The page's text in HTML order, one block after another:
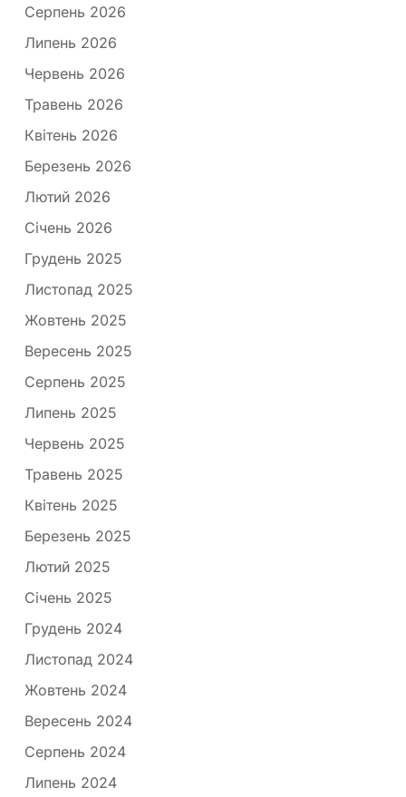
Серпень 2026
Липень 2026
Червень 2026
Травень 2026
Квітень 2026
Березень 2026
Лютий 2026
Січень 2026
Грудень 2025
Листопад 2025
Жовтень 2025
Вересень 2025
Серпень 2025
Липень 2025
Червень 2025
Травень 2025
Квітень 2025
Березень 2025
Лютий 2025
Січень 2025
Грудень 2024
Листопад 2024
Жовтень 2024
Вересень 2024
Серпень 2024
Липень 2024